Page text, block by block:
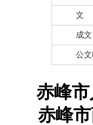
文
成
公
赤峰
赤峰